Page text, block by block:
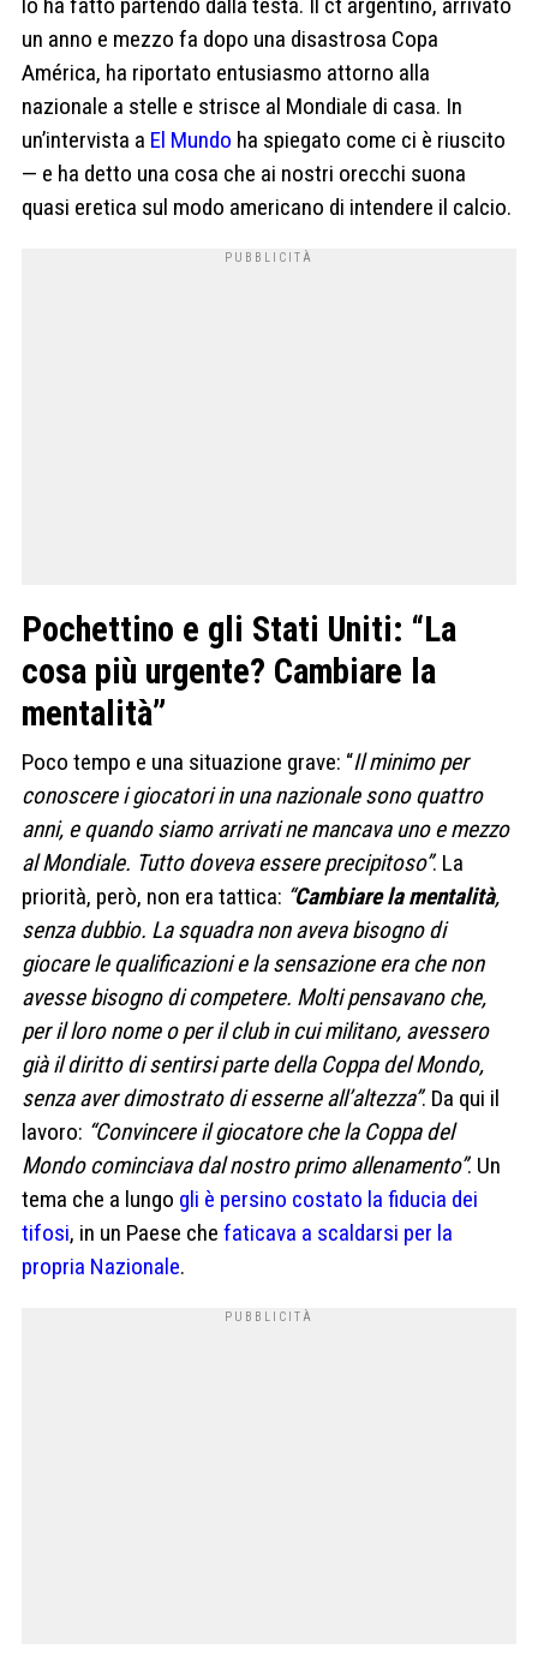
lo ha fatto partendo dalla testa. Il ct argentino, arrivato
un anno e mezzo fa dopo una disastrosa Copa
América, ha riportato entusiasmo attorno alla
nazionale a stelle e strisce al Mondiale di casa. In
un’intervista a El Mundo ha spiegato come ci è riuscito
— e ha detto una cosa che ai nostri orecchi suona
quasi eretica sul modo americano di intendere il calcio.
Pochettino e gli Stati Uniti: “La
cosa più urgente? Cambiare la
mentalità”
Poco tempo e una situazione grave: “Il minimo per
conoscere i giocatori in una nazionale sono quattro
anni, e quando siamo arrivati ne mancava uno e mezzo
al Mondiale. Tutto doveva essere precipitoso”. La
priorità, però, non era tattica: “Cambiare la mentalità,
senza dubbio. La squadra non aveva bisogno di
giocare le qualificazioni e la sensazione era che non
avesse bisogno di competere. Molti pensavano che,
per il loro nome o per il club in cui militano, avessero
già il diritto di sentirsi parte della Coppa del Mondo,
senza aver dimostrato di esserne all’altezza”. Da qui il
lavoro: “Convincere il giocatore che la Coppa del
Mondo cominciava dal nostro primo allenamento”. Un
tema che a lungo gli è persino costato la fiducia dei
tifosi, in un Paese che faticava a scaldarsi per la
propria Nazionale.